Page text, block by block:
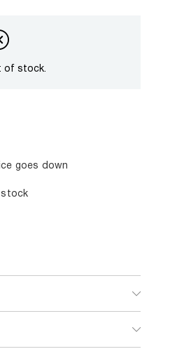
of stock.
goes down
stock